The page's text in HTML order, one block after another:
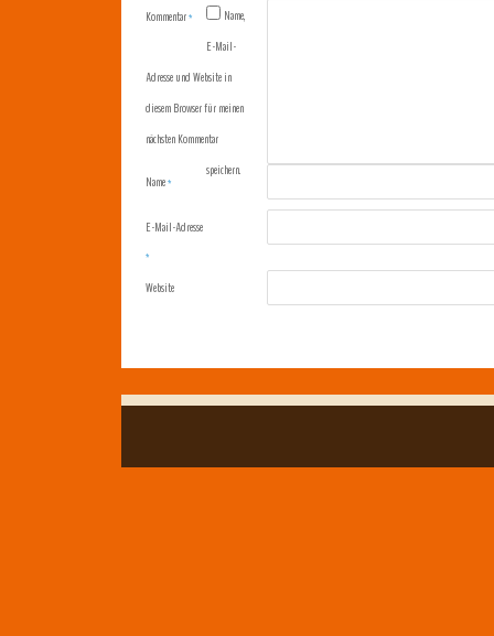
Kommentar*
Name*
E-Mail-Adresse
*
Website
Name,
E-Mail-
Adresse und Website in
diesem Browser für meinen
nächsten Kommentar
speichern.